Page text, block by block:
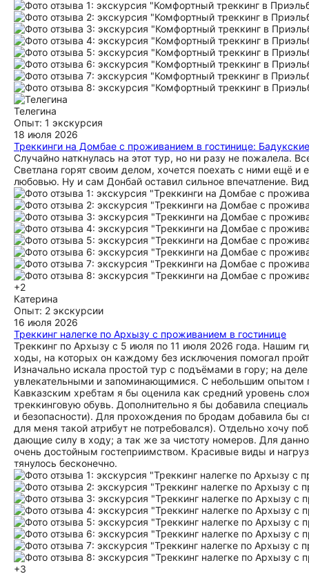
Телегина
Опыт: 1 экскурсия
18 июля 2026
Треккинги на Домбае с проживанием в гостинице:
Случайно наткнулась на этот тур, но ни разу не пожалела.
Светлана горят своим делом, хочется поехать с ними ещё
любовью. Ну и сам Донбай оставил сильное впечатление.
+2
Катерина
Опыт: 2 экскурсии
16 июля 2026
Треккинг налегке по Архызу с проживанием в гостинице
Треккинг по Архызу с 5 июля по 11 июля 2026 года. Нашим
ходы, на которых он каждому без исключения помогал
Изначально искала простой тур с подъёмами в гору; на
увлекательными и запоминающимися. С небольшим опытом
Кавказским хребтам я бы оценила как средний уровень
треккинговую обувь. Дополнительно я бы добавила
и безопасности). Для прохождения по бродам добавила бы
для меня такой атрибут не потребовался). Отдельно хочу
дающие силу в ходу; а так же за чистоту номеров. Для
очень достойным гостеприимством. Красивые виды и
тянулось бесконечно.
+3